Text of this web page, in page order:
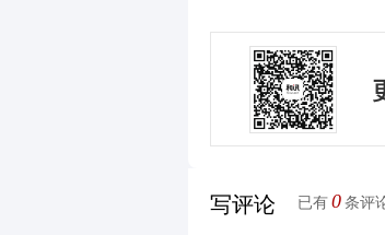
写评论 已有 0 条评